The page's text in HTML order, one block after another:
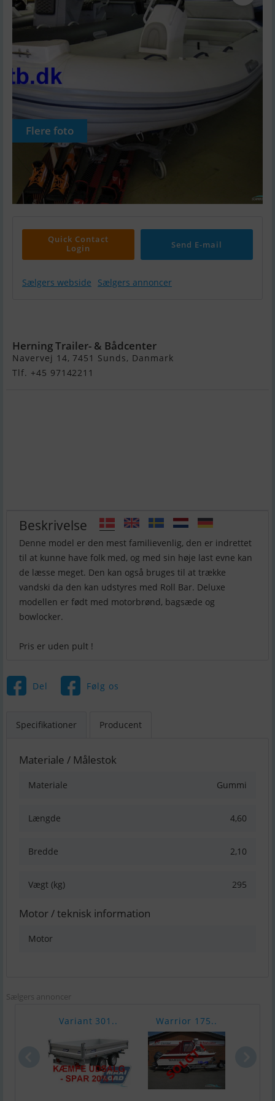
Flere foto
Quick Contact
Login
Send E-mail
Sælgers webside Sælgers annoncer
Herning Trailer- & Bådcenter
Navervej 14, 7451 Sunds, Danmark
Tlf. +45 97142211
Beskrivelse
Denne model er den mest familievenlig, den er indrettet
til at kunne have folk med, og med sin høje last evne kan
de læsse meget. Den kan også bruges til at trække
vandski da den kan udstyres med Roll Bar. Deluxe
modellen er født med motorbrønd, bagsæde og
bowlocker.
Pris er uden pult !
Del Følg os
Specifikationer Producent
Materiale / Målestok
Materiale Gummi
Længde 4,60
Bredde 2,10
Vægt (kg) 295
Motor / teknisk information
Motor
Sælgers annoncer
Variant 301.. Warrior 175..